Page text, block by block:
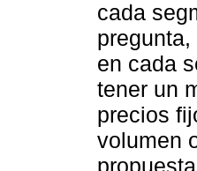
cada
en cada
tener un
precios
volumen